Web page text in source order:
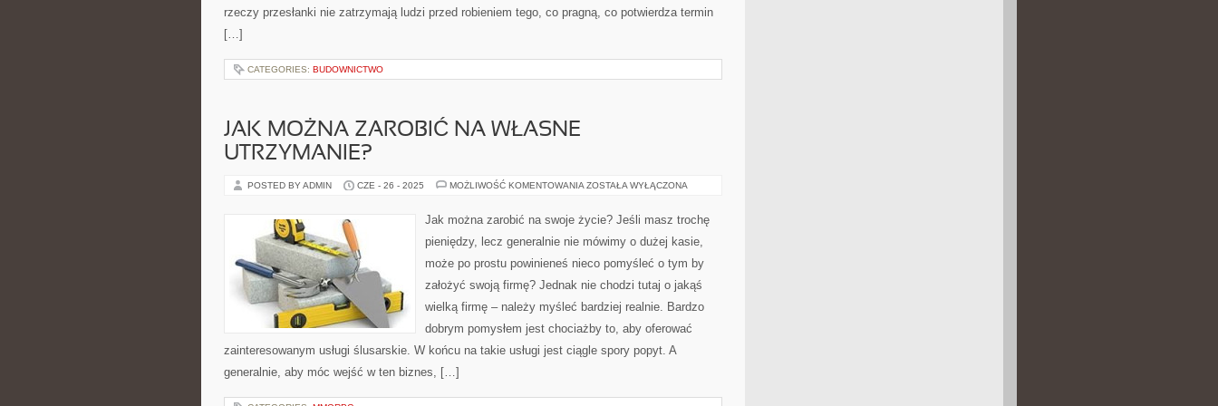
rzeczy przesłanki nie zatrzymają ludzi przed robieniem tego, co pragną, co potwierdza termin
[…]
CATEGORIES: BUDOWNICTWO
JAK MOŻNA ZAROBIĆ NA WŁASNE
UTRZYMANIE?
POSTED BY ADMIN CZE - 26 - 2025 MOŻLIWOŚĆ KOMENTOWANIA JAK
WŁASNE
ZOSTAŁA WYŁĄCZONA
Jak można zarobić na swoje życie? Jeśli masz trochę
pieniędzy, lecz generalnie nie mówimy o dużej kasie,
może po prostu powinieneś nieco pomyśleć o tym by
założyć swoją firmę? Jednak nie chodzi tutaj o jakąś
wielką firmę – należy myśleć bardziej realnie. Bardzo
dobrym pomysłem jest chociażby to, aby oferować
zainteresowanym usługi ślusarskie. W końcu na takie usługi jest ciągle spory popyt. A
generalnie, aby móc wejść w ten biznes, […]